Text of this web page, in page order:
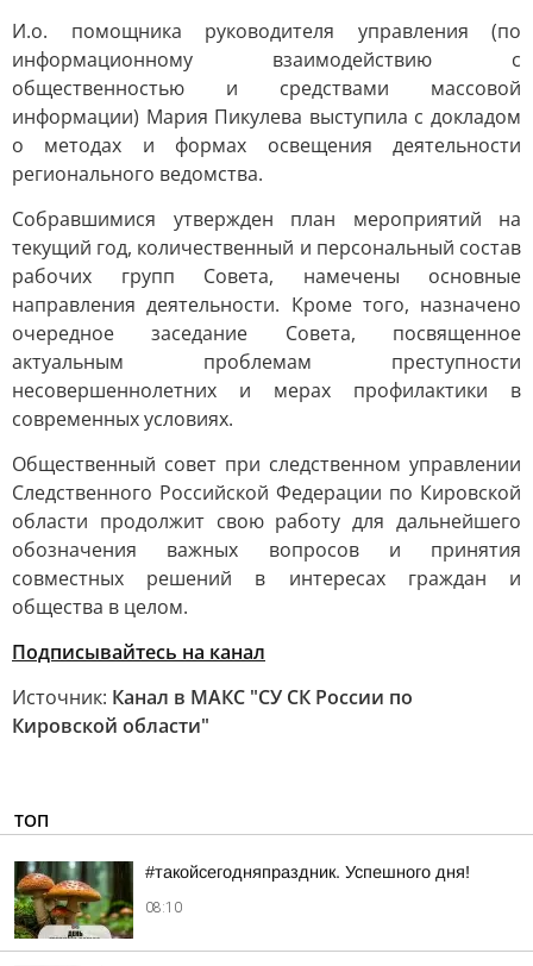
И.о. помощника руководителя управления (по
информационному взаимодействию с
общественностью и средствами массовой
информации) Мария Пикулева выступила с докладом
о методах и формах освещения деятельности
регионального ведомства.
Собравшимися утвержден план мероприятий на
текущий год, количественный и персональный состав
рабочих групп Совета, намечены основные
направления деятельности. Кроме того, назначено
очередное заседание Совета, посвященное
актуальным проблемам преступности
несовершеннолетних и мерах профилактики в
современных условиях.
Общественный совет при следственном управлении
Следственного Российской Федерации по Кировской
области продолжит свою работу для дальнейшего
обозначения важных вопросов и принятия
совместных решений в интересах граждан и
общества в целом.
Подписывайтесь на канал
Источник: Канал в МАКС "СУ СК России по
Кировской области"
ТОП
#такойсегодняпраздник. Успешного дня!
08:10